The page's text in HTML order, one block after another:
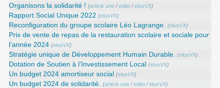
Organisons la solidarité ! (article une /edito /elusVX)
Rapport Social Unique 2022 (elusVX)
Reconfiguration du groupe scolaire Léo Lagrange. (elusVX)
Prix de vente de repas de la restauration scolaire et sociale pour
l’année 2024 (elusVX)
Stratégie unique de Développement Humain Durable. (elusVX)
Dotation de Soutien à l’Investissement Local (elusVX)
Un budget 2024 amortiseur social (elusVX)
Un budget 2024 de solidarité. (article une /edito /elusVX)